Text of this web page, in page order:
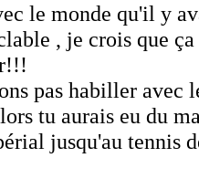
le monde qu'il y
, je crois que
pas habiller avec
tu aurais eu du
jusqu'au tennis